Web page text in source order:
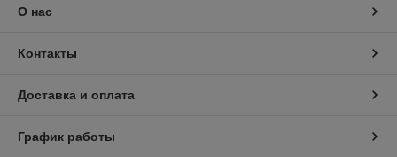
О нас
Контакты
Доставка и оплата
График работы